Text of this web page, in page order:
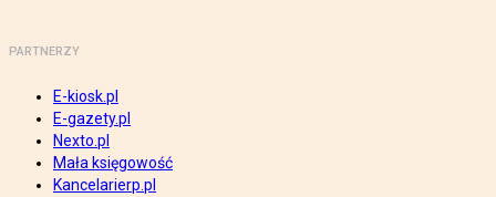
PARTNERZY
E-kiosk.pl
E-gazety.pl
Nexto.pl
Mała księgowość
Kancelarierp.pl